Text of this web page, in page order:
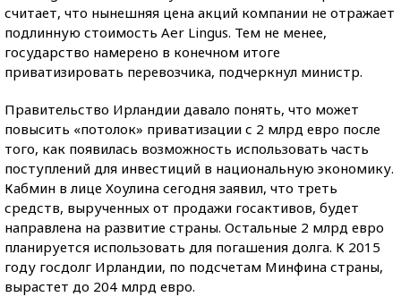
считает, что нынешняя цена акций компании не отражает
подлинную стоимость Aer Lingus. Тем не менее,
государство намерено в конечном итоге
приватизировать перевозчика, подчеркнул министр.
Правительство Ирландии давало понять, что может
повысить «потолок» приватизации с 2 млрд евро после
того, как появилась возможность использовать часть
поступлений для инвестиций в национальную экономику.
Кабмин в лице Хоулина сегодня заявил, что треть
средств, вырученных от продажи госактивов, будет
направлена на развитие страны. Остальные 2 млрд евро
планируется использовать для погашения долга. К 2015
году госдолг Ирландии, по подсчетам Минфина страны,
вырастет до 204 млрд евро.